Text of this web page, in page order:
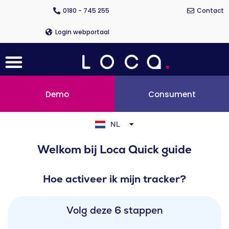
0180 - 745 255 Contact
Login webportaal
Menu
Demo Consument
NL
DE
FR
Welkom bij Loca Quick guide
Hoe activeer ik mijn tracker?
Volg deze 6 stappen